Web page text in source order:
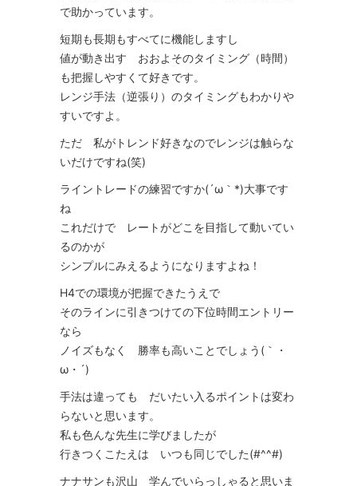
で助かっています。
短期も長期もすべてに機能しますし
値が動き出す おおよそのタイミング（時間）
も把握しやすくて好きです。
レンジ手法（逆張り）のタイミングもわかりや
すいですよ。
ただ 私がトレンド好きなのでレンジは触らな
いだけですね(笑)
ライントレードの練習ですか(´ω｀*)大事です
ね
これだけで レートがどこを目指して動いてい
るのかが
シンプルにみえるようになりますよね！
H4での環境が把握できたうえで
そのラインに引きつけての下位時間エントリー
なら
ノイズもなく 勝率も高いことでしょう(｀・
ω・´)
手法は違っても だいたい入るポイントは変わ
らないと思います。
私も色んな先生に学びましたが
行きつくこたえは いつも同じでした(#^^#)
ナナサンも沢山 学んでいらっしゃると思いま